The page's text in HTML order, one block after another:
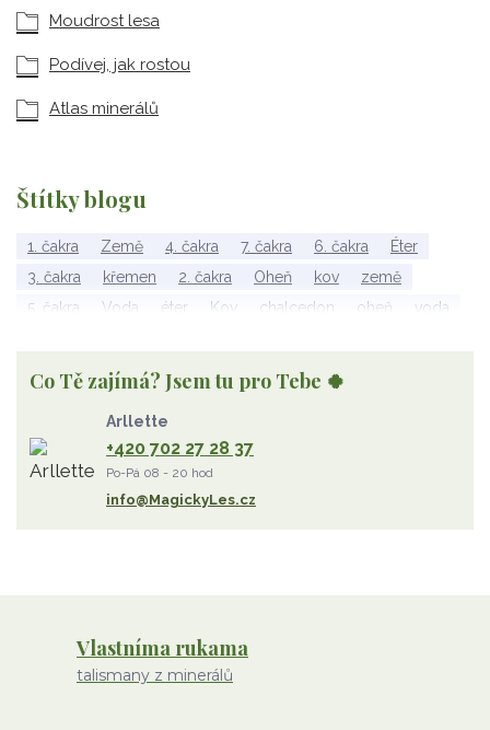
Moudrost lesa
Podívej, jak rostou
Atlas minerálů
Štítky blogu
1. čakra Země 4. čakra 7. čakra 6. čakra
Éter
3. čakra
křemen 2. čakra Oheň kov
země
5. čakra
Voda éter Kov chalcedon oheň
voda
Wu Xing
apatit
diamant
olivín
želva jahodový křemen
rodochrozit
červený achát
Co Tě zajímá? Jsem tu pro Tebe 🍀
Arllette
+420 702 27 28 37
Po-Pá 08 - 20 hod
info@MagickyLes.cz
Vlastníma rukama
talismany z minerálů